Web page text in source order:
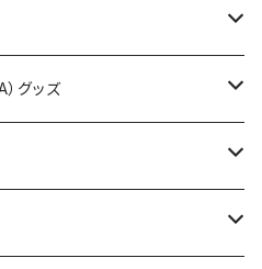
グッズ